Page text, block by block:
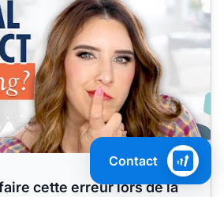
cette erreur lors de la
Contact